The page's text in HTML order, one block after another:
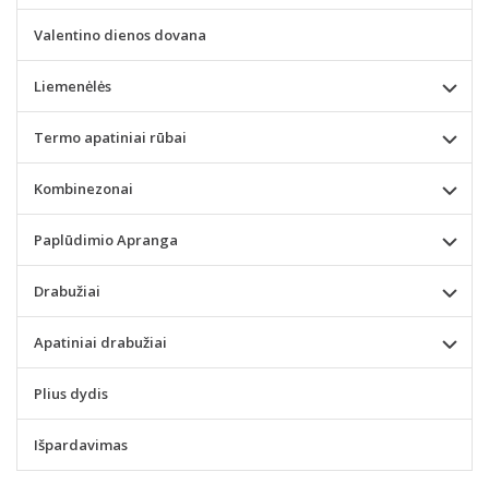
Valentino dienos dovana
Liemenėlės
Termo apatiniai rūbai
Kombinezonai
Paplūdimio Apranga
Drabužiai
Apatiniai drabužiai
Plius dydis
Išpardavimas